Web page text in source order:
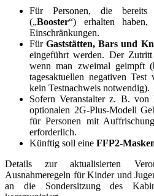
Für Personen, die bereits
(„Booster“) erhalten
Einschränkungen.
FürGaststätten, Bars und
eingeführt werden. Der
wenn man zweimal geimpft
tagesaktuellen negativen
kein Testnachweis notwendig).
Sofern Veranstalter z. B. von
optionalen 2G-Plus-Modell
für Personen mit
erforderlich.
Künftig soll eine FFP2-
Details zur aktualisierten
Ausnahmeregeln für Kinder und
an die Sondersitzung des